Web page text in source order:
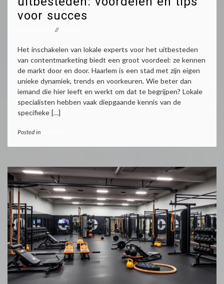
voor succes
Het inschakelen van lokale experts voor het uitbesteden
van contentmarketing biedt een groot voordeel: ze kennen
de markt door en door. Haarlem is een stad met zijn eigen
unieke dynamiek, trends en voorkeuren. Wie beter dan
iemand die hier leeft en werkt om dat te begrijpen? Lokale
specialisten hebben vaak diepgaande kennis van de
specifieke […]
Posted in